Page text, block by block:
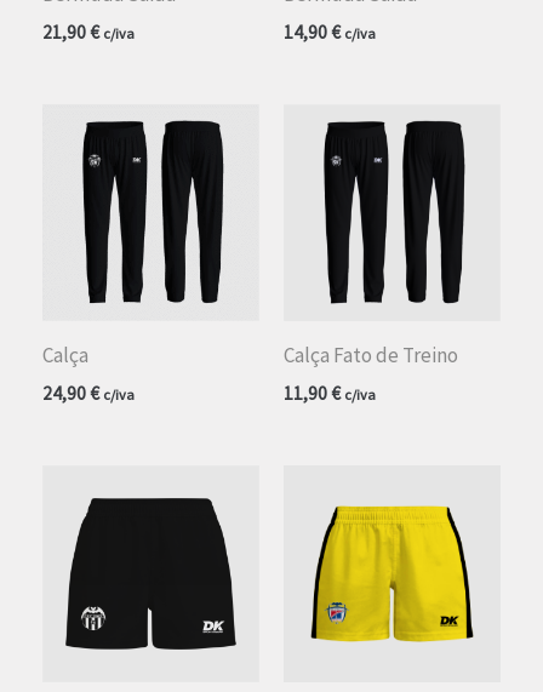
21,90€ c/iva 14,90€ c/iva
Calça
24,90€ c/iva
Calça Fato de Treino
11,90€ c/iva